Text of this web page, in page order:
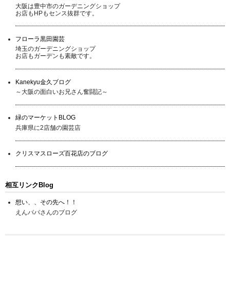
大阪は豊中市のガーデニングショップ
お店もHPもセンス抜群です。
フローラ黒田園芸
埼玉のガーデニングショップ
お店もガーデンも素敵です。
Kanekyu金久ブログ
～大阪の面白いお兄さん奮闘記～
緑のマーケットBLOG
兵庫県に2店舗の園芸店
クリスマスローズ百花店のブログ
相互リンクBlog
想い、、その先へ！！
えんパパさんのブログ